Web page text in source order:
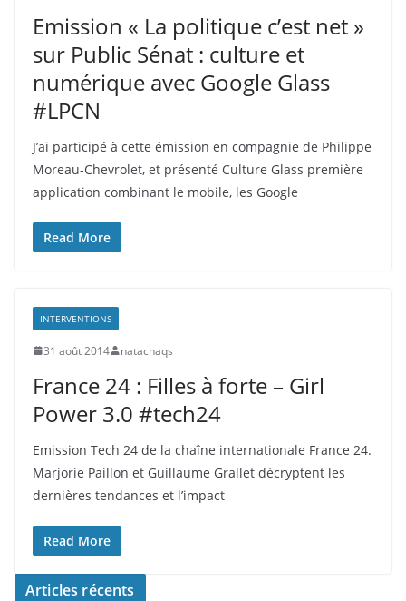
Emission « La politique c’est net »
sur Public Sénat : culture et
numérique avec Google Glass
#LPCN
J’ai participé à cette émission en compagnie de Philippe
Moreau-Chevrolet, et présenté Culture Glass première
application combinant le mobile, les Google
Read More
INTERVENTIONS
31 août 2014 natachaqs
France 24 : Filles à forte – Girl
Power 3.0 #tech24
Emission Tech 24 de la chaîne internationale France 24.
Marjorie Paillon et Guillaume Grallet décryptent les
dernières tendances et l’impact
Read More
Articles récents